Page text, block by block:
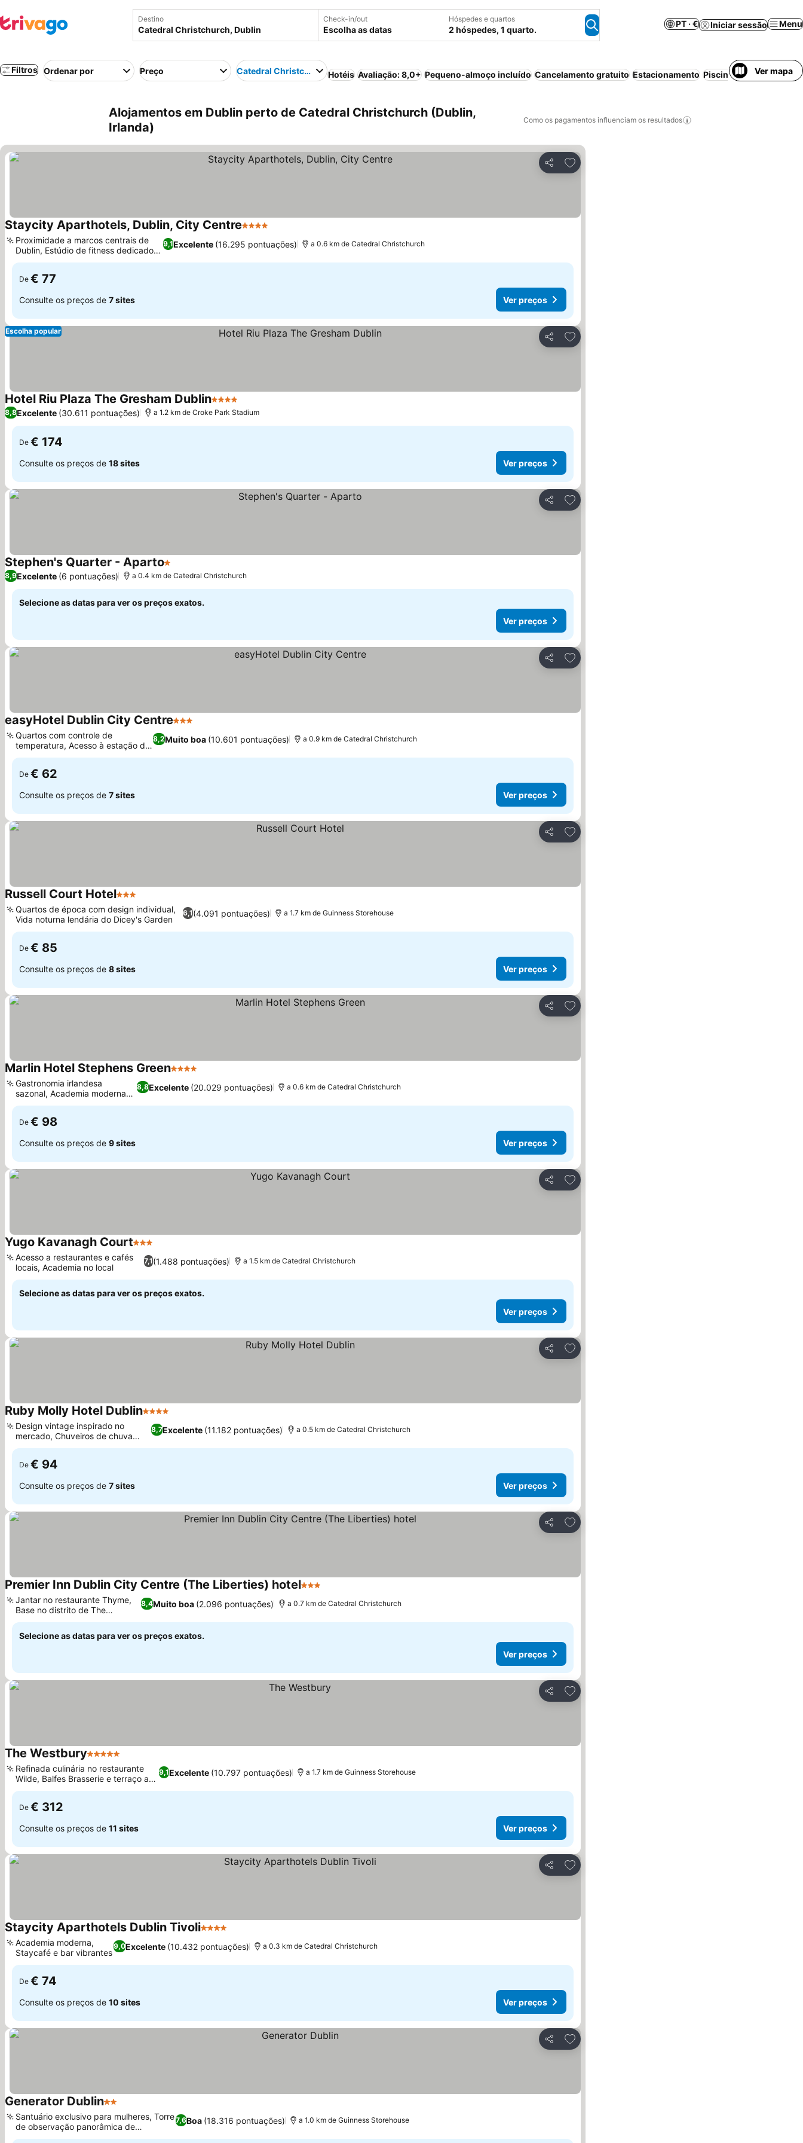
Destino Check-in/out
Escolha as datas
Hóspedes e quartos
2 hóspedes, 1 quarto.
PT · € Iniciar sessão Menu
Filtros Ordenar por Preço Catedral ChristchurchHotéis Avaliação: 8,0+ Pequeno-almoço incluído Cancelamento gratuito Estacionamento Piscina Aparthotel Bed
Ver mapa
Alojamentos em Dublin perto de Catedral Christchurch (Dublin,
Irlanda)
Como os pagamentos influenciam os resultados
Partilhar
Adicionar aos favoritos
Staycity Aparthotels, Dublin, City Centre4 Estrelas
9,1Excelente (16.295 pontuações)
Proximidade a marcos centrais de
Dublin, Estúdio de fitness dedicado
24 horas
a 0.6 km de Catedral Christchurch
De € 77
Consulte os preços de 7 sites Ver preços
Partilhar
Adicionar aos favoritos
Escolha popular
Hotel Riu Plaza The Gresham Dublin4 Estrelas
8,8Excelente (30.611 pontuações) a 1.2 km de Croke Park Stadium
De € 174
Consulte os preços de 18 sites Ver preços
Partilhar
Adicionar aos favoritos
Stephen's Quarter - Aparto1 Estrelas
8,9Excelente (6 pontuações) a 0.4 km de Catedral Christchurch
Selecione as datas para ver os preços exatos.
Ver preços
Partilhar
Adicionar aos favoritos
easyHotel Dublin City Centre3 Estrelas
8,2Muito boa (10.601 pontuações)
Quartos com controle de
temperatura, Acesso à estação de
bonde Luas
a 0.9 km de Catedral Christchurch
De € 62
Consulte os preços de 7 sites Ver preços
Partilhar
Adicionar aos favoritos
Russell Court Hotel3 Estrelas
6,1(4.091 pontuações)
Quartos de época com design individual,
Vida noturna lendária do Dicey's Garden
a 1.7 km de Guinness Storehouse
De € 85
Consulte os preços de 8 sites Ver preços
Partilhar
Adicionar aos favoritos
Marlin Hotel Stephens Green4 Estrelas
8,8Excelente (20.029 pontuações)
Gastronomia irlandesa
sazonal, Academia moderna
24 horas
a 0.6 km de Catedral Christchurch
De € 98
Consulte os preços de 9 sites Ver preços
Partilhar
Adicionar aos favoritos
Yugo Kavanagh Court3 Estrelas
7,1(1.488 pontuações)
Acesso a restaurantes e cafés
locais, Academia no local
a 1.5 km de Catedral Christchurch
Selecione as datas para ver os preços exatos.
Ver preços
Partilhar
Adicionar aos favoritos
Ruby Molly Hotel Dublin4 Estrelas
8,7Excelente (11.182 pontuações)
Design vintage inspirado no
mercado, Chuveiros de chuva
exclusivos
a 0.5 km de Catedral Christchurch
De € 94
Consulte os preços de 7 sites Ver preços
Partilhar
Adicionar aos favoritos
Premier Inn Dublin City Centre (The Liberties) hotel3 Estrelas
8,4Muito boa (2.096 pontuações)
Jantar no restaurante Thyme,
Base no distrito de The
Liberties
a 0.7 km de Catedral Christchurch
Selecione as datas para ver os preços exatos.
Ver preços
Partilhar
Adicionar aos favoritos
The Westbury5 Estrelas
9,1Excelente (10.797 pontuações)
Refinada culinária no restaurante
Wilde, Balfes Brasserie e terraço ao
ar livre
a 1.7 km de Guinness Storehouse
De € 312
Consulte os preços de 11 sites Ver preços
Partilhar
Adicionar aos favoritos
Staycity Aparthotels Dublin Tivoli4 Estrelas
9,0Excelente (10.432 pontuações)
Academia moderna,
Staycafé e bar vibrantes
a 0.3 km de Catedral Christchurch
De € 74
Consulte os preços de 10 sites Ver preços
Partilhar
Adicionar aos favoritos
Generator Dublin2 Estrelas
7,6Boa (18.316 pontuações)
Santuário exclusivo para mulheres, Torre
de observação panorâmica de
Smithfield
a 1.0 km de Guinness Storehouse